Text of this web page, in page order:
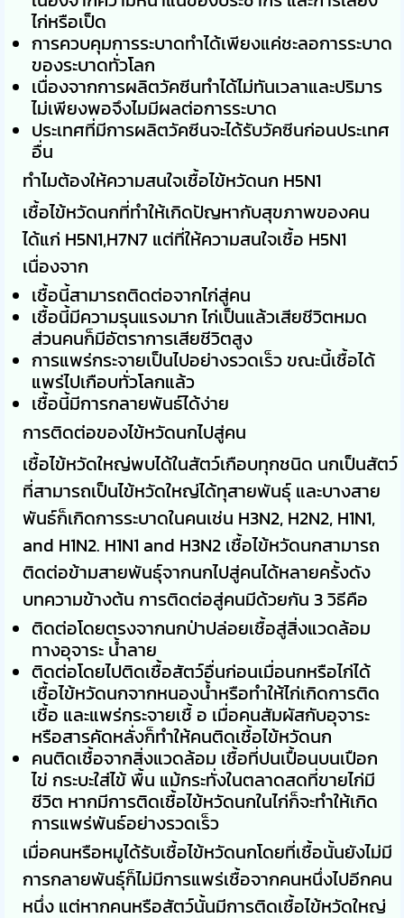
ไก่หรือเป็ด
การควบคุมการระบาดทำได้เพียงแค่ชะลอการระบาด
ของระบาดทั่วโลก
เนื่องจากการผลิตวัคซีนทำได้ไม่ทันเวลาและปริมาร
ไม่เพียงพอจึงไมมีผลต่อการระบาด
ประเทศที่มีการผลิตวัคซีนจะได้รับวัคซีนก่อนประเทศ
อื่น
ทำไมต้องให้ความสนใจเชื้อไข้หวัดนก H5N1
เชื้อไข้หวัดนกที่ทำให้เกิดปัญหากับสุขภาพของคน
ได้แก่ H5N1,H7N7 แต่ที่ให้ความสนใจเชื้อ H5N1
เนื่องจาก
เชื้อนี้สามารถติดต่อจากไก่สู่คน
เชื้อนี้มีความรุนแรงมาก ไก่เป็นแล้วเสียชีวิตหมด
ส่วนคนก็มีอัตราการเสียชีวิตสูง
การแพร่กระจายเป็นไปอย่างรวดเร็ว ขณะนี้เชื้อได้
แพร่ไปเกือบทั่วโลกแล้ว
เชื้อนี้มีการกลายพันธ์ได้ง่าย
การติดต่อของไข้หวัดนกไปสู่คน
เชื้อไข้หวัดใหญ่พบได้ในสัตว์เกือบทุกชนิด นกเป็นสัตว์
ที่สามารถเป็นไข้หวัดใหญ่ได้ทุสายพันธุ์ และบางสาย
พันธ์ก็เกิดการระบาดในคนเช่น H3N2, H2N2, H1N1,
and H1N2. H1N1 and H3N2 เชื้อไข้หวัดนกสามารถ
ติดต่อข้ามสายพันธุ์จากนกไปสู่คนได้หลายครั้งดัง
บทความข้างต้น การติดต่อสู่คนมีด้วยกัน 3 วิธีคือ
ติดต่อโดยตรงจากนกป่าปล่อยเชื้อสู่สิ่งแวดล้อม
ทางอุจาระ น้ำลาย
ติดต่อโดยไปติดเชื้อสัตว์อื่นก่อนเมื่อนกหรือไก่ได้
เชื้อไข้หวัดนกจากหนองน้ำหรือทำให้ไก่เกิดการติด
เชื้อ และแพร่กระจายเชื้ อ เมื่อคนสัมผัสกับอุจาระ
หรือสารคัดหลั่งก็ทำให้คนติดเชื้อไข้หวัดนก
คนติดเชื้อจากสิ่งแวดล้อม เชื้อที่ปนเปื้อนบนเปือก
ไข่ กระบะใส่ไข้ พื้น แม้กระทั่งในตลาดสดที่ขายไก่มี
ชีวิต หากมีการติดเชื้อไข้หวัดนกในไก่ก็จะทำให้เกิด
การแพร่พันธ์อย่างรวดเร็ว
เมื่อคนหรือหมูได้รับเชื้อไข้หวัดนกโดยที่เชื้อนั้นยังไม่มี
การกลายพันธุ์ก็ไม่มีการแพร่เชื้อจากคนหนึ่งไปอีกคน
หนึ่ง แต่หากคนหรือสัตว์นั้นมีการติดเชื้อไข้หวัดใหญ่